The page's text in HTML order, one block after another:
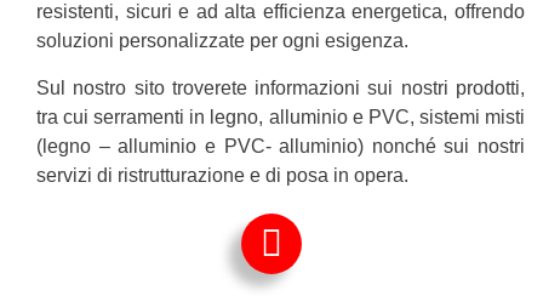
resistenti, sicuri e ad alta efficienza energetica, offrendo
soluzioni personalizzate per ogni esigenza.
Sul nostro sito troverete informazioni sui nostri prodotti,
tra cui serramenti in legno, alluminio e PVC, sistemi misti
(legno – alluminio e PVC- alluminio) nonché sui nostri
servizi di ristrutturazione e di posa in opera.